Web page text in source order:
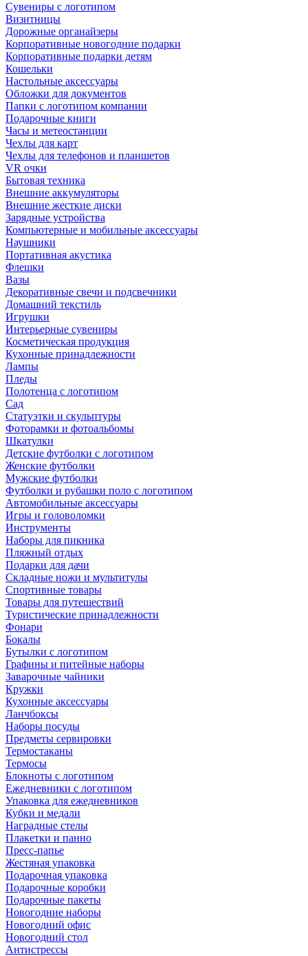
Сувениры с логотипом
Визитницы
Дорожные органайзеры
Корпоративные новогодние подарки
Корпоративные подарки детям
Кошельки
Настольные аксессуары
Обложки для документов
Папки с логотипом компании
Подарочные книги
Часы и метеостанции
Чехлы для карт
Чехлы для телефонов и планшетов
VR очки
Бытовая техника
Внешние аккумуляторы
Внешние жесткие диски
Зарядные устройства
Компьютерные и мобильные аксессуары
Наушники
Портативная акустика
Флешки
Вазы
Декоративные свечи и подсвечники
Домашний текстиль
Игрушки
Интерьерные сувениры
Косметическая продукция
Кухонные принадлежности
Лампы
Пледы
Полотенца с логотипом
Сад
Статуэтки и скульптуры
Фоторамки и фотоальбомы
Шкатулки
Детские футболки с логотипом
Женские футболки
Мужские футболки
Футболки и рубашки поло с логотипом
Автомобильные аксессуары
Игры и головоломки
Инструменты
Наборы для пикника
Пляжный отдых
Подарки для дачи
Складные ножи и мультитулы
Спортивные товары
Товары для путешествий
Туристические принадлежности
Фонари
Бокалы
Бутылки с логотипом
Графины и питейные наборы
Заварочные чайники
Кружки
Кухонные аксессуары
Ланчбоксы
Наборы посуды
Предметы сервировки
Термостаканы
Термосы
Блокноты с логотипом
Ежедневники с логотипом
Упаковка для ежедневников
Кубки и медали
Наградные стелы
Плакетки и панно
Пресс-папье
Жестяная упаковка
Подарочная упаковка
Подарочные коробки
Подарочные пакеты
Новогодние наборы
Новогодний офис
Новогодний стол
Антистрессы